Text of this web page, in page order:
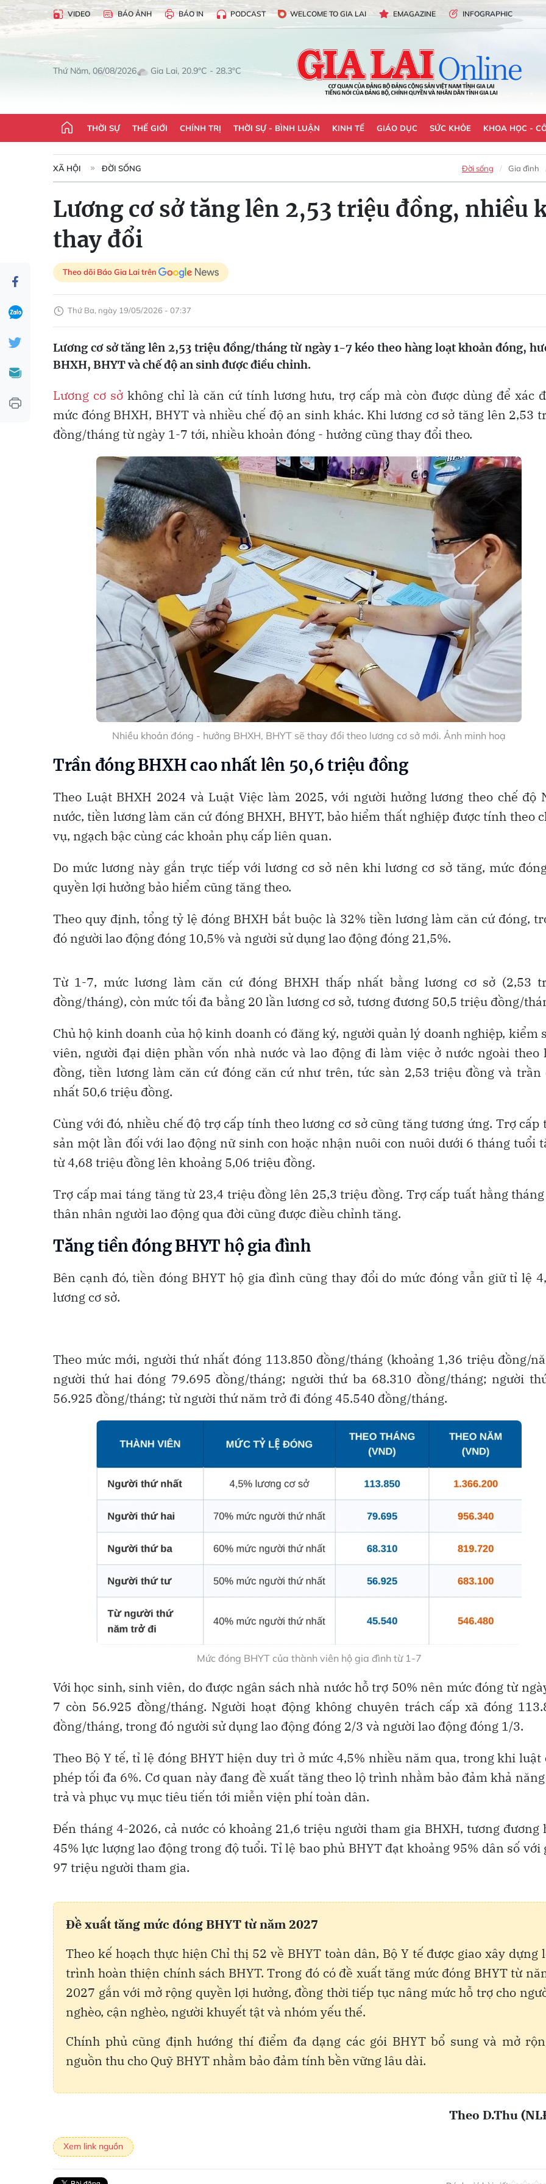
VIDEO BÁO ẢNH BÁO IN PODCAST WELCOME TO GIA LAI EMAGAZINE INFOGRAPHIC
Thứ Năm, 06/08/2026 Gia Lai, 20.9°C - 28.3°C
THỜI SỰ THẾ GIỚI CHÍNH TRỊ THỜI SỰ - BÌNH LUẬN KINH TẾ GIÁO DỤC SỨC KHỎE KHOA HỌC -
XÃ HỘI ĐỜI SỐNG Đời sống Gia đình
Lương cơ sở tăng lên 2,53 triệu đồng, nhiều
thay đổi
Theo dõi Báo Gia Lai trên
Thứ Ba, ngày 19/05/2026 - 07:37
Lương cơ sở tăng lên 2,53 triệu đồng/tháng từ ngày 1-7 kéo theo hàng loạt khoản đóng,
BHXH, BHYT và chế độ an sinh được điều chỉnh.
Lương cơ sởkhông chỉ là căn cứ tính lương hưu, trợ cấp mà còn được dùng để xác
mức đóng BHXH, BHYT và nhiều chế độ an sinh khác. Khi lương cơ sở tăng lên 2,53
đồng/tháng từ ngày 1-7 tới, nhiều khoản đóng - hưởng cũng thay đổi theo.
Nhiều khoản đóng - hưởng BHXH, BHYT sẽ thay đổi theo lương cơ sở mới. Ảnh minh hoạ
Trần đóng BHXH cao nhất lên 50,6 triệu đồng
Theo Luật BHXH 2024 và Luật Việc làm 2025, với người hưởng lương theo chế độ
nước, tiền lương làm căn cứ đóng BHXH, BHYT, bảo hiểm thất nghiệp được tính theo
vụ, ngạch bậc cùng các khoản phụ cấp liên quan.
Do mức lương này gắn trực tiếp với lương cơ sở nên khi lương cơ sở tăng, mức
quyền lợi hưởng bảo hiểm cũng tăng theo.
Theo quy định, tổng tỷ lệ đóng BHXH bắt buộc là 32% tiền lương làm căn cứ đóng,
đó người lao động đóng 10,5% và người sử dụng lao động đóng 21,5%.
Từ 1-7, mức lương làm căn cứ đóng BHXH thấp nhất bằng lương cơ sở (2,53
đồng/tháng), còn mức tối đa bằng 20 lần lương cơ sở, tương đương 50,5 triệu đồng/
Chủ hộ kinh doanh của hộ kinh doanh có đăng ký, người quản lý doanh nghiệp, kiểm
viên, người đại diện phần vốn nhà nước và lao động đi làm việc ở nước ngoài theo
đồng, tiền lương làm căn cứ đóng căn cứ như trên, tức sàn 2,53 triệu đồng và trần
nhất 50,6 triệu đồng.
Cùng với đó, nhiều chế độ trợ cấp tính theo lương cơ sở cũng tăng tương ứng. Trợ cấp
sản một lần đối với lao động nữ sinh con hoặc nhận nuôi con nuôi dưới 6 tháng tuổi
từ 4,68 triệu đồng lên khoảng 5,06 triệu đồng.
Trợ cấp mai táng tăng từ 23,4 triệu đồng lên 25,3 triệu đồng. Trợ cấp tuất hằng
thân nhân người lao động qua đời cũng được điều chỉnh tăng.
Tăng tiền đóng BHYT hộ gia đình
Bên cạnh đó, tiền đóng BHYT hộ gia đình cũng thay đổi do mức đóng vẫn giữ tỉ lệ
lương cơ sở.
Theo mức mới, người thứ nhất đóng 113.850 đồng/tháng (khoảng 1,36 triệu đồng/
người thứ hai đóng 79.695 đồng/tháng; người thứ ba 68.310 đồng/tháng; người
56.925 đồng/tháng; từ người thứ năm trở đi đóng 45.540 đồng/tháng.
Mức đóng BHYT của thành viên hộ gia đình từ 1-7
Với học sinh, sinh viên, do được ngân sách nhà nước hỗ trợ 50% nên mức đóng từ
7 còn 56.925 đồng/tháng. Người hoạt động không chuyên trách cấp xã đóng
đồng/tháng, trong đó người sử dụng lao động đóng 2/3 và người lao động đóng 1/3.
Theo Bộ Y tế, tỉ lệ đóng BHYT hiện duy trì ở mức 4,5% nhiều năm qua, trong khi luật
phép tối đa 6%. Cơ quan này đang đề xuất tăng theo lộ trình nhằm bảo đảm khả
trả và phục vụ mục tiêu tiến tới miễn viện phí toàn dân.
Đến tháng 4-2026, cả nước có khoảng 21,6 triệu người tham gia BHXH, tương đương
45% lực lượng lao động trong độ tuổi. Tỉ lệ bao phủ BHYT đạt khoảng 95% dân số với
97 triệu người tham gia.
Đề xuất tăng mức đóng BHYT từ năm 2027
Theo kế hoạch thực hiện Chỉ thị 52 về BHYT toàn dân, Bộ Y tế được giao xây dựng
trình hoàn thiện chính sách BHYT. Trong đó có đề xuất tăng mức đóng BHYT từ
2027 gắn với mở rộng quyền lợi hưởng, đồng thời tiếp tục nâng mức hỗ trợ cho
nghèo, cận nghèo, người khuyết tật và nhóm yếu thế.
Chính phủ cũng định hướng thí điểm đa dạng các gói BHYT bổ sung và mở
nguồn thu cho Quỹ BHYT nhằm bảo đảm tính bền vững lâu dài.
Theo D.Thu
Xem link nguồn